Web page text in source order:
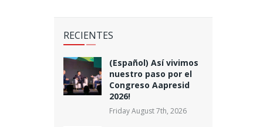
RECIENTES
(Español) Así vivimos
nuestro paso por el
Congreso Aapresid
2026!
Friday August 7th, 2026